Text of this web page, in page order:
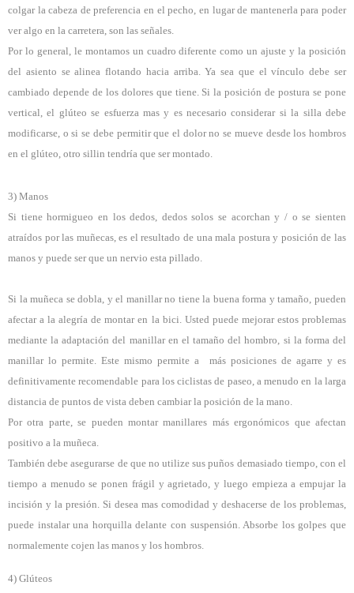
colgar la cabeza de preferencia en el pecho, en lugar de mantenerla para poder
ver algo en la carretera, son las señales.
Por lo general, le montamos un cuadro diferente como un ajuste y la posición
del asiento se alinea flotando hacia arriba. Ya sea que el vínculo debe ser
cambiado depende de los dolores que tiene. Si la posición de postura se pone
vertical, el glúteo se esfuerza mas y es necesario considerar si la silla debe
modificarse, o si se debe permitir que el dolor no se mueve desde los hombros
en el glúteo, otro sillin tendría que ser montado.
3) Manos
Si tiene hormigueo en los dedos, dedos solos se acorchan y / o se sienten
atraídos por las muñecas, es el resultado de una mala postura y posición de las
manos y puede ser que un nervio esta pillado.
Si la muñeca se dobla, y el manillar no tiene la buena forma y tamaño, pueden
afectar a la alegría de montar en la bici. Usted puede mejorar estos problemas
mediante la adaptación del manillar en el tamaño del hombro, si la forma del
manillar lo permite. Este mismo permite a más posiciones de agarre y es
definitivamente recomendable para los ciclistas de paseo, a menudo en la larga
distancia de puntos de vista deben cambiar la posición de la mano.
Por otra parte, se pueden montar manillares más ergonómicos que afectan
positivo a la muñeca.
También debe asegurarse de que no utilize sus puños demasiado tiempo, con el
tiempo a menudo se ponen frágil y agrietado, y luego empieza a empujar la
incisión y la presión. Si desea mas comodidad y deshacerse de los problemas,
puede instalar una horquilla delante con suspensión. Absorbe los golpes que
normalemente cojen las manos y los hombros.
4) Glúteos